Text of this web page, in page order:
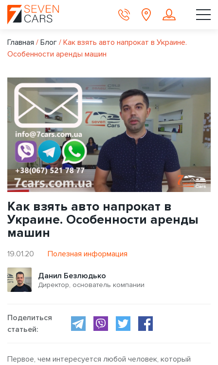
Главная / Блог / Как взять авто напрокат в Украине.
Особенности аренды машин
Как взять авто напрокат в
Украине. Особенности аренды
машин
19.01.20 Полезная информация
Данил Безлюдько
Директор, основатель компании
Поделиться
статьей:
Первое, чем интересуется любой человек, который